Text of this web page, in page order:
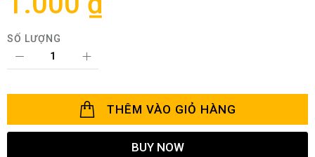
SỐ LƯỢNG
THÊM VÀO GIỎ HÀNG
BUY NOW